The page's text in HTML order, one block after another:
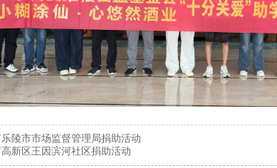
陵市市场监督管理局捐助活动
新区王因滨河社区捐助活动